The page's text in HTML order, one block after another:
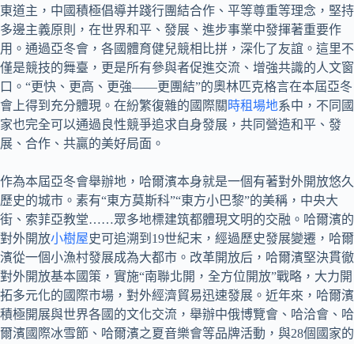
東道主，中國積極倡導并踐行團結合作、平等尊重等理念，堅持
多邊主義原則，在世界和平、發展、進步事業中發揮著重要作
用。通過亞冬會，各國體育健兒競相比拼，深化了友誼。這里不
僅是競技的舞臺，更是所有參與者促進交流、增強共識的人文窗
口。“更快、更高、更強——更團結”的奧林匹克格言在本屆亞冬
會上得到充分體現。在紛繁復雜的國際關 時租場地系中，不同國
家也完全可以通過良性競爭追求自身發展，共同營造和平、發
展、合作、共贏的美好局面。
作為本屆亞冬會舉辦地，哈爾濱本身就是一個有著對外開放悠久
歷史的城市。素有“東方莫斯科”“東方小巴黎”的美稱，中央大
街、索菲亞教堂……眾多地標建筑都體現文明的交融。哈爾濱的
對外開放小樹屋史可追溯到19世紀末，經過歷史發展變遷，哈爾
濱從一個小漁村發展成為大都市。改革開放后，哈爾濱堅決貫徹
對外開放基本國策，實施“南聯北開，全方位開放”戰略，大力開
拓多元化的國際市場，對外經濟貿易迅速發展。近年來，哈爾濱
積極開展與世界各國的文化交流，舉辦中俄博覽會、哈洽會、哈
爾濱國際冰雪節、哈爾濱之夏音樂會等品牌活動，與28個國家的